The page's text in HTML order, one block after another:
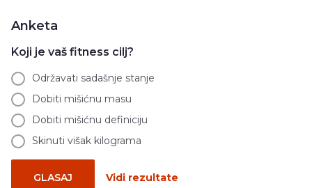
Anketa
Koji je vaš fitness cilj?
Održavati sadašnje stanje
Dobiti mišićnu masu
Dobiti mišićnu definiciju
Skinuti višak kilograma
GLASAJ Vidi rezultate